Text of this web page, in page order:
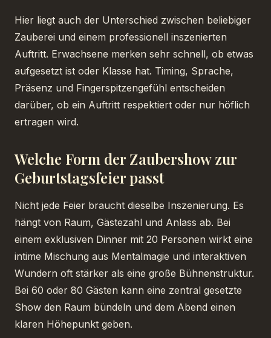
Hier liegt auch der Unterschied zwischen beliebiger
Zauberei und einem professionell inszenierten
Auftritt. Erwachsene merken sehr schnell, ob etwas
aufgesetzt ist oder Klasse hat. Timing, Sprache,
Präsenz und Fingerspitzengefühl entscheiden
darüber, ob ein Auftritt respektiert oder nur höflich
ertragen wird.
Welche Form der Zaubershow zur
Geburtstagsfeier passt
Nicht jede Feier braucht dieselbe Inszenierung. Es
hängt von Raum, Gästezahl und Anlass ab. Bei
einem exklusiven Dinner mit 20 Personen wirkt eine
intime Mischung aus Mentalmagie und interaktiven
Wundern oft stärker als eine große Bühnenstruktur.
Bei 60 oder 80 Gästen kann eine zentral gesetzte
Show den Raum bündeln und dem Abend einen
klaren Höhepunkt geben.